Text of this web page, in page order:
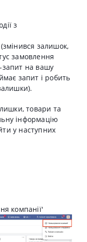
з
залишок,
замовлення
на вашу
запит і робить
товари та
інформацію
у наступних
компанії'